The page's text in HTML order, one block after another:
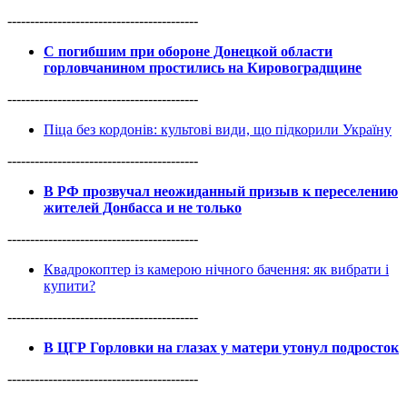
------------------------------------------
С погибшим при обороне Донецкой области
горловчанином простились на Кировоградщине
------------------------------------------
Піца без кордонів: культові види, що підкорили Україну
------------------------------------------
В РФ прозвучал неожиданный призыв к переселению
жителей Донбасса и не только
------------------------------------------
Квадрокоптер із камерою нічного бачення: як вибрати і
купити?
------------------------------------------
В ЦГР Горловки на глазах у матери утонул подросток
------------------------------------------